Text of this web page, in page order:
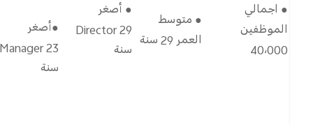
● اجمالي
الموظفين
40،000
● متوسط
العمر 29 سنة
● أصغر
Director 29
سنة
●أصغر
23
سنة